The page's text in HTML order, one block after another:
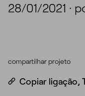
28/01/2021 ·
compartilhar projeto
Copiar ligação,